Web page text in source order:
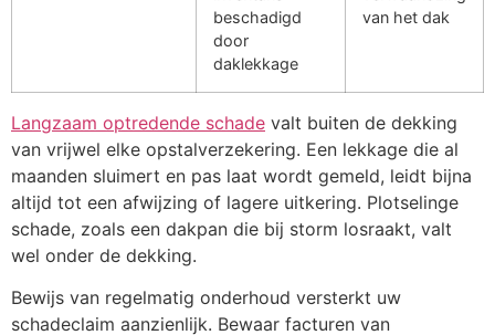
beschadigd
door
daklekkage
van het dak
Langzaam optredende schade valt buiten de dekking
van vrijwel elke opstalverzekering. Een lekkage die al
maanden sluimert en pas laat wordt gemeld, leidt bijna
altijd tot een afwijzing of lagere uitkering. Plotselinge
schade, zoals een dakpan die bij storm losraakt, valt
wel onder de dekking.
Bewijs van regelmatig onderhoud versterkt uw
schadeclaim aanzienlijk. Bewaar facturen van